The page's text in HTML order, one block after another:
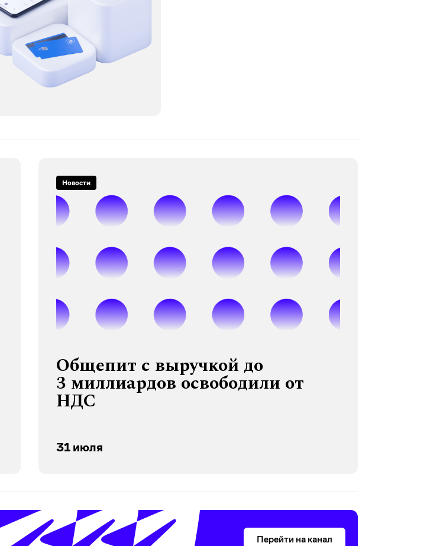
Новости
Общепит с выручкой до
3 миллиардов освободили от
НДС
31 июля
Перейти на канал